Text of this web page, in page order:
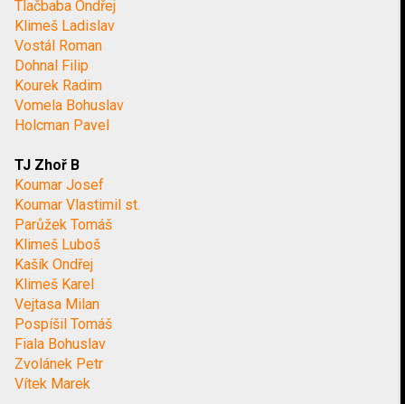
Tlačbaba Ondřej
Klimeš Ladislav
Vostál Roman
Dohnal Filip
Kourek Radim
Vomela Bohuslav
Holcman Pavel
TJ Zhoř B
Koumar Josef
Koumar Vlastimil st.
Parůžek Tomáš
Klimeš Luboš
Kašík Ondřej
Klimeš Karel
Vejtasa Milan
Pospíšil Tomáš
Fiala Bohuslav
Zvolánek Petr
Vítek Marek